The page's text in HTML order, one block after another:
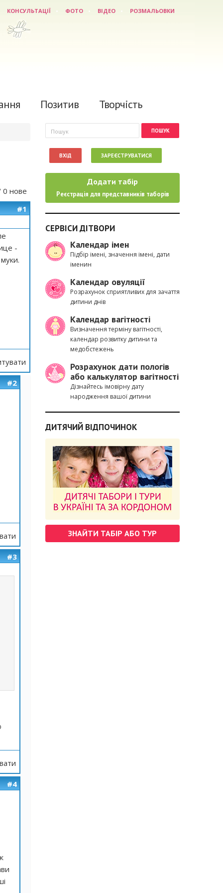
КОНСУЛЬТАЦІЇ ФОТО ВІДЕО РОЗМАЛЬОВКИ
Позитив Творчість
0 нове
#1
-
#2
#3
#4
Пошукова форма
Пошук
ВХІД ЗАРЕЄСТРУВАТИСЯ
Додати табір
Реєстрація для представників таборів
СЕРВІСИ ДІТВОРИ
Календар імен
Підбір імені, значення імені, дати
іменин
Календар овуляції
Розрахунок сприятливих для зачаття
дитини днів
Календар вагітності
Визначення терміну вагітності,
календар розвитку дитини та
медобстежень
Розрахунок дати пологів
або калькулятор вагітності
Дізнайтесь імовірну дату
народження вашої дитини
ДИТЯЧИЙ ВІДПОЧИНОК
ЗНАЙТИ ТАБІР АБО ТУР